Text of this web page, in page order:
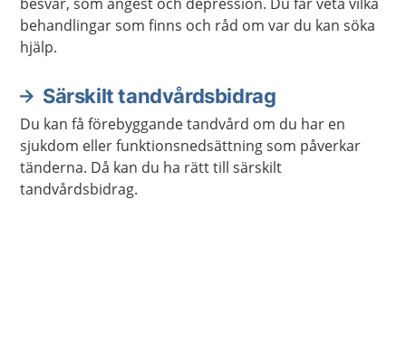
behandlingar som finns och råd om var du kan söka
hjälp.
Särskilt tandvårdsbidrag
Du kan få förebyggande tandvård om du har en
sjukdom eller funktionsnedsättning som påverkar
tänderna. Då kan du ha rätt till särskilt
tandvårdsbidrag.